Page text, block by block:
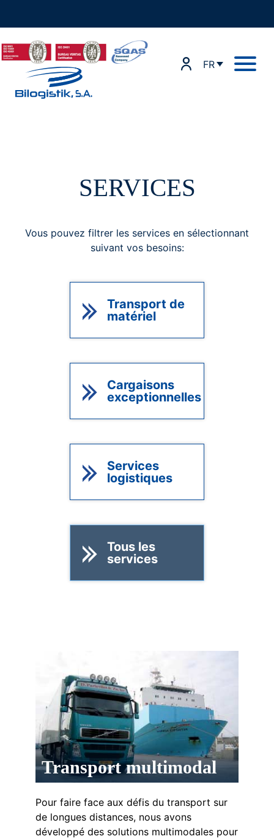
FR
SERVICES
Vous pouvez filtrer les services en sélectionnant
suivant vos besoins:
Transport de
matériel
Cargaisons
exceptionnelles
Services
logistiques
Tous les
services
Transport multimodal
Pour faire face aux défis du transport sur
de longues distances, nous avons
développé des solutions multimodales pour